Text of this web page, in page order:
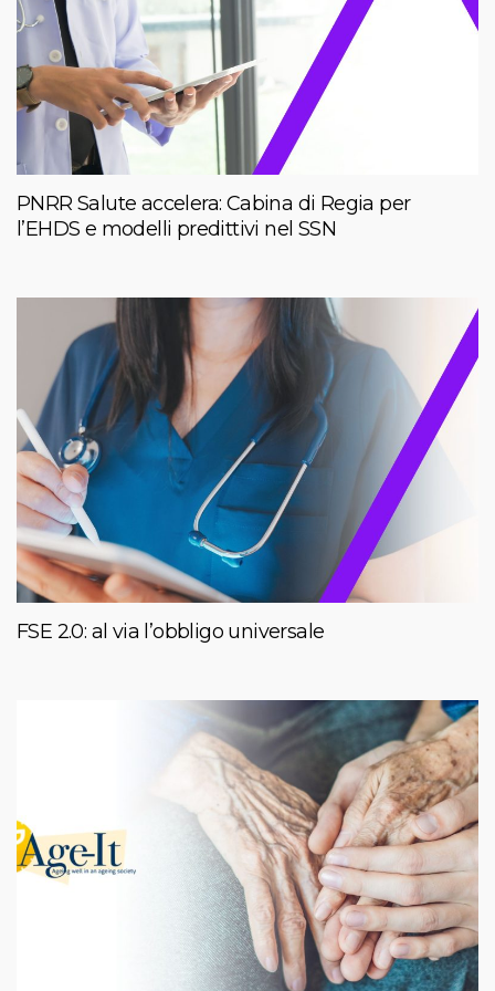
PNRR Salute accelera: Cabina di Regia per
l’EHDS e modelli predittivi nel SSN
FSE 2.0: al via l’obbligo universale